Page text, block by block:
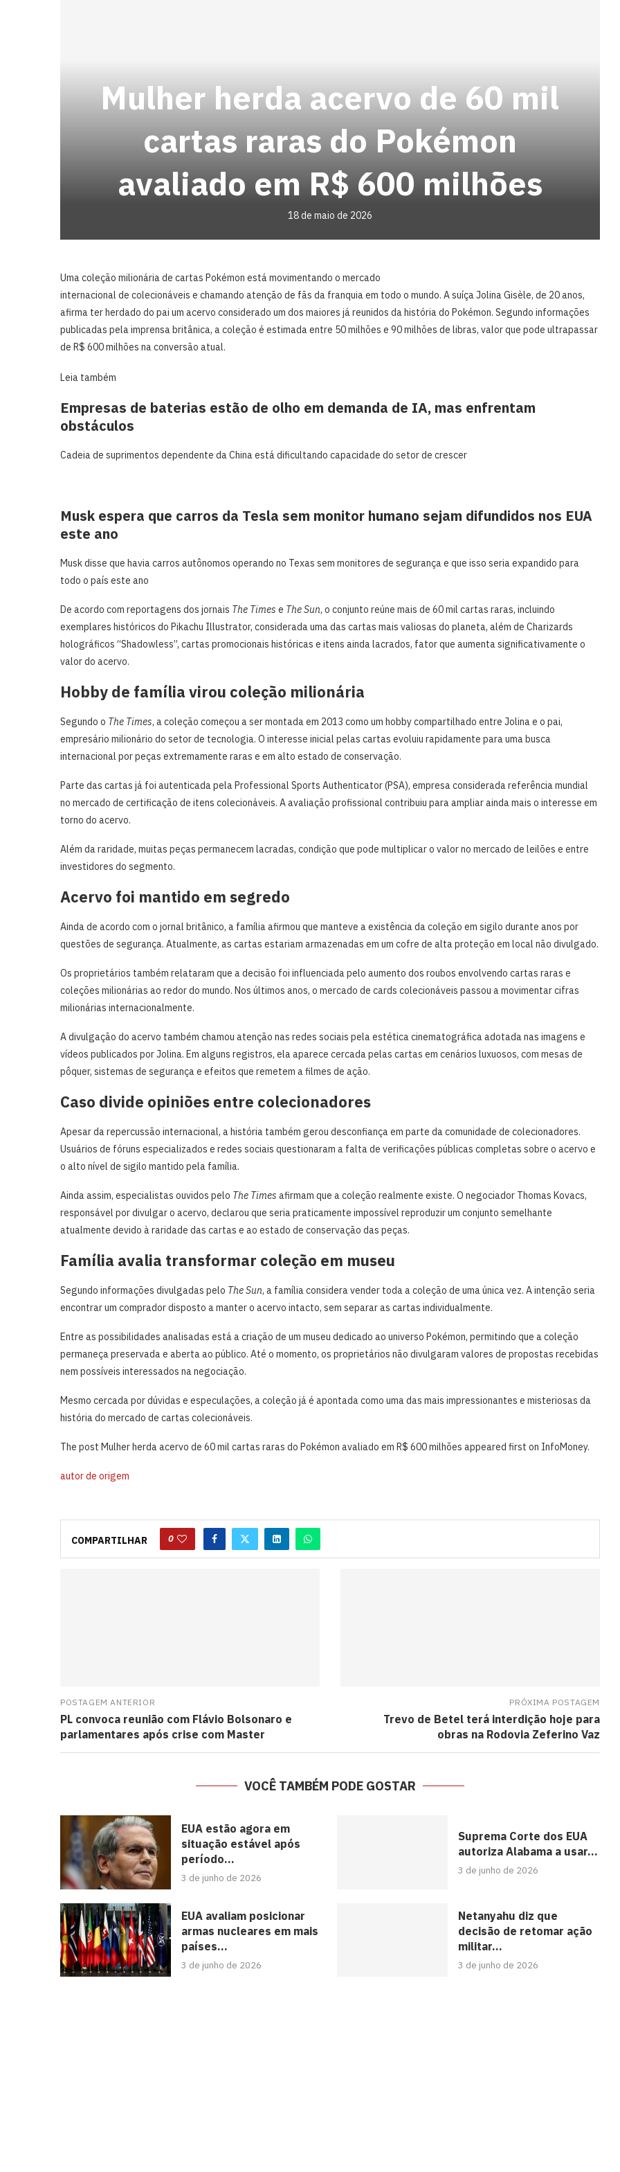
Mulher herda acervo de 60 mil
cartas raras do Pokémon
avaliado em R$ 600 milhões
18 de maio de 2026
Uma coleção milionária de cartas Pokémon está movimentando o mercado
internacional de colecionáveis e chamando atenção de fãs da franquia em todo o mundo. A suíça Jolina Gisèle, de 20 anos,
afirma ter herdado do pai um acervo considerado um dos maiores já reunidos da história do Pokémon. Segundo informações
publicadas pela imprensa britânica, a coleção é estimada entre 50 milhões e 90 milhões de libras, valor que pode ultrapassar
de R$ 600 milhões na conversão atual.
Leia também
Empresas de baterias estão de olho em demanda de IA, mas enfrentam
obstáculos
Cadeia de suprimentos dependente da China ‌está dificultando capacidade do setor de crescer
Musk espera que carros da Tesla sem monitor humano sejam difundidos nos EUA
este ano
Musk disse que havia carros autônomos operando no Texas sem monitores de segurança e que isso seria expandido para
todo o país este ano
De acordo com reportagens dos jornais The Times e The Sun, o conjunto reúne mais de 60 mil cartas raras, incluindo
exemplares históricos do Pikachu Illustrator, considerada uma das cartas mais valiosas do planeta, além de Charizards
holográficos “Shadowless”, cartas promocionais históricas e itens ainda lacrados, fator que aumenta significativamente o
valor do acervo.
Hobby de família virou coleção milionária
Segundo o The Times, a coleção começou a ser montada em 2013 como um hobby compartilhado entre Jolina e o pai,
empresário milionário do setor de tecnologia. O interesse inicial pelas cartas evoluiu rapidamente para uma busca
internacional por peças extremamente raras e em alto estado de conservação.
Parte das cartas já foi autenticada pela Professional Sports Authenticator (PSA), empresa considerada referência mundial
no mercado de certificação de itens colecionáveis. A avaliação profissional contribuiu para ampliar ainda mais o interesse em
torno do acervo.
Além da raridade, muitas peças permanecem lacradas, condição que pode multiplicar o valor no mercado de leilões e entre
investidores do segmento.
Acervo foi mantido em segredo
Ainda de acordo com o jornal britânico, a família afirmou que manteve a existência da coleção em sigilo durante anos por
questões de segurança. Atualmente, as cartas estariam armazenadas em um cofre de alta proteção em local não divulgado.
Os proprietários também relataram que a decisão foi influenciada pelo aumento dos roubos envolvendo cartas raras e
coleções milionárias ao redor do mundo. Nos últimos anos, o mercado de cards colecionáveis passou a movimentar cifras
milionárias internacionalmente.
A divulgação do acervo também chamou atenção nas redes sociais pela estética cinematográfica adotada nas imagens e
vídeos publicados por Jolina. Em alguns registros, ela aparece cercada pelas cartas em cenários luxuosos, com mesas de
pôquer, sistemas de segurança e efeitos que remetem a filmes de ação.
Caso divide opiniões entre colecionadores
Apesar da repercussão internacional, a história também gerou desconfiança em parte da comunidade de colecionadores.
Usuários de fóruns especializados e redes sociais questionaram a falta de verificações públicas completas sobre o acervo e
o alto nível de sigilo mantido pela família.
Ainda assim, especialistas ouvidos pelo The Times afirmam que a coleção realmente existe. O negociador Thomas Kovacs,
responsável por divulgar o acervo, declarou que seria praticamente impossível reproduzir um conjunto semelhante
atualmente devido à raridade das cartas e ao estado de conservação das peças.
Família avalia transformar coleção em museu
Segundo informações divulgadas pelo The Sun, a família considera vender toda a coleção de uma única vez. A intenção seria
encontrar um comprador disposto a manter o acervo intacto, sem separar as cartas individualmente.
Entre as possibilidades analisadas está a criação de um museu dedicado ao universo Pokémon, permitindo que a coleção
permaneça preservada e aberta ao público. Até o momento, os proprietários não divulgaram valores de propostas recebidas
nem possíveis interessados na negociação.
Mesmo cercada por dúvidas e especulações, a coleção já é apontada como uma das mais impressionantes e misteriosas da
história do mercado de cartas colecionáveis.
The post Mulher herda acervo de 60 mil cartas raras do Pokémon avaliado em R$ 600 milhões appeared first on InfoMoney.
autor de origem
COMPARTILHAR 0
POSTAGEM ANTERIOR
PL convoca reunião com Flávio Bolsonaro e
parlamentares após crise com Master
PRÓXIMA POSTAGEM
Trevo de Betel terá interdição hoje para
obras na Rodovia Zeferino Vaz
VOCÊ TAMBÉM PODE GOSTAR
EUA estão agora em
situação estável após
período...
3 de junho de 2026
Suprema Corte dos EUA
autoriza Alabama a usar...
3 de junho de 2026
EUA avaliam posicionar
armas nucleares em mais
países...
3 de junho de 2026
Netanyahu diz que
decisão de retomar ação
militar...
3 de junho de 2026